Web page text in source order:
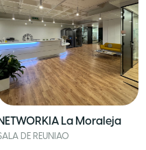
La Moraleja
DE REUNIAO